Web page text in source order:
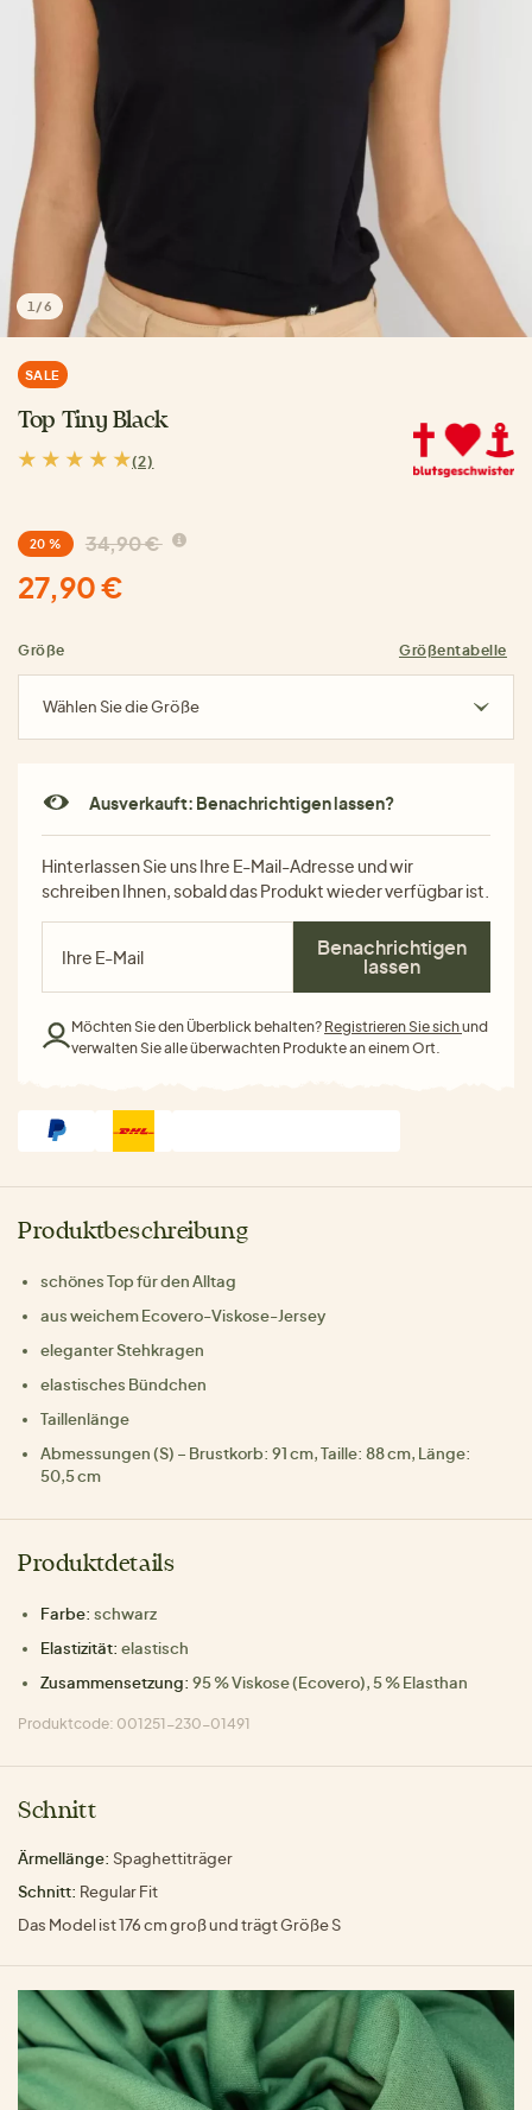
1 /6
SALE
Top Tiny Black
(2)
20 % 34,90 €
27,90 €
Größe Größentabelle
Wählen Sie die Größe
Ausverkauft: Benachrichtigen lassen?
Hinterlassen Sie uns Ihre E-Mail-Adresse und wir
schreiben Ihnen, sobald das Produkt wieder verfügbar ist.
Benachrichtigen
lassen
Möchten Sie den Überblick behalten? Registrieren Sie sichund
verwalten Sie alle überwachten Produkte an einem Ort.
Produktbeschreibung
schönes Top für den Alltag
aus weichem Ecovero-Viskose-Jersey
eleganter Stehkragen
elastisches Bündchen
Taillenlänge
Abmessungen (S) – Brustkorb: 91 cm, Taille: 88 cm, Länge:
50,5 cm
Produktdetails
Farbe: schwarz
Elastizität: elastisch
Zusammensetzung: 95 % Viskose (Ecovero), 5 % Elasthan
Produktcode: 001251-230-01491
Schnitt
Ärmellänge: Spaghettiträger
Schnitt: Regular Fit
Das Model ist 176 cm groß und trägt Größe S